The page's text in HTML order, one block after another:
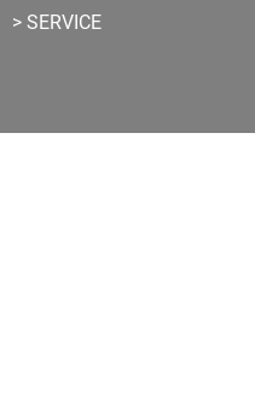
> SERVICE